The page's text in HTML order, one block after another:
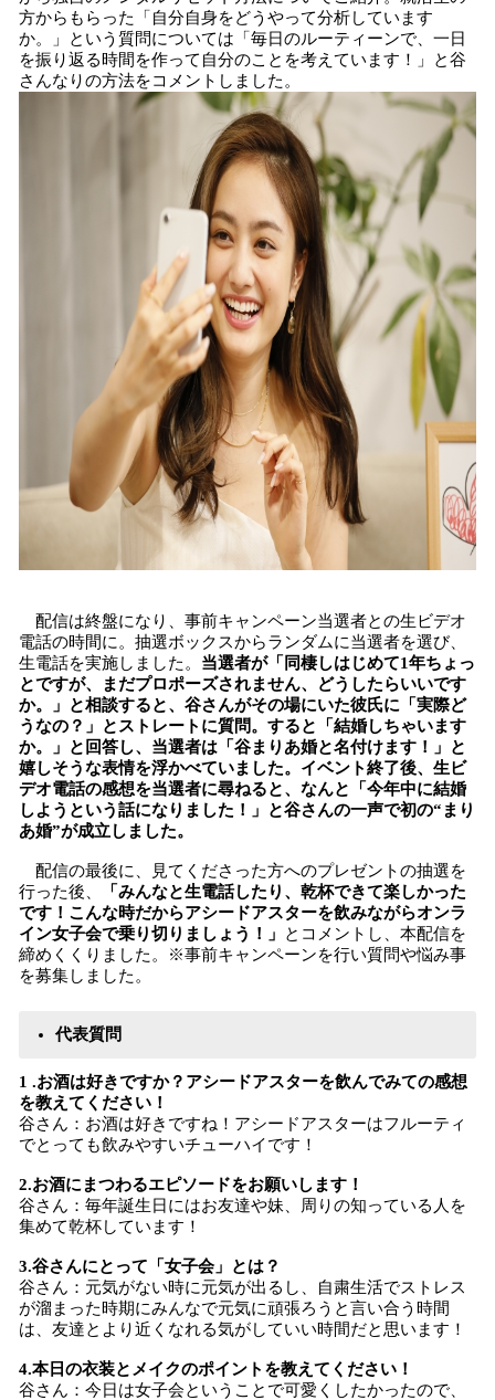
方からもらった「自分自身をどうやって分析しています
か。」という質問については「毎日のルーティーンで、一日
を振り返る時間を作って自分のことを考えています！」と谷
さんなりの方法をコメントしました。
配信は終盤になり、事前キャンペーン当選者との生ビデオ
電話の時間に。抽選ボックスからランダムに当選者を選び、
生電話を実施しました。 当選者が「同棲しはじめて1年ちょっ
とですが、まだプロポーズされません、どうしたらいいです
か。」と相談すると、谷さんがその場にいた彼氏に「実際ど
うなの？」とストレートに質問。すると「結婚しちゃいます
か。」と回答し、当選者は「谷まりあ婚と名付けます！」と
嬉しそうな表情を浮かべていました。イベント終了後、生ビ
デオ電話の感想を当選者に尋ねると、なんと「今年中に結婚
しようという話になりました！」と谷さんの一声で初の“まり
あ婚”が成立しました。
配信の最後に、見てくださった方へのプレゼントの抽選を
行った後、
「みんなと生電話したり、乾杯できて楽しかった
です！こんな時だからアシードアスターを飲みながらオンラ
イン女子会で乗り切りましょう！」
とコメントし、本配信を
締めくくりました。※事前キャンペーンを行い質問や悩み事
を募集しました。
代表質問
1 .お酒は好きですか？アシードアスターを飲んでみての感想
を教えてください！
谷さん：お酒は好きですね！アシードアスターはフルーティ
でとっても飲みやすいチューハイです！
2.お酒にまつわるエピソードをお願いします！
谷さん：毎年誕生日にはお友達や妹、周りの知っている人を
集めて乾杯しています！
3.谷さんにとって「女子会」とは？
谷さん：元気がない時に元気が出るし、自粛生活でストレス
が溜まった時期にみんなで元気に頑張ろうと言い合う時間
は、友達とより近くなれる気がしていい時間だと思います！
4.本日の衣装とメイクのポイントを教えてください！
谷さん：今日は女子会ということで可愛くしたかったので、